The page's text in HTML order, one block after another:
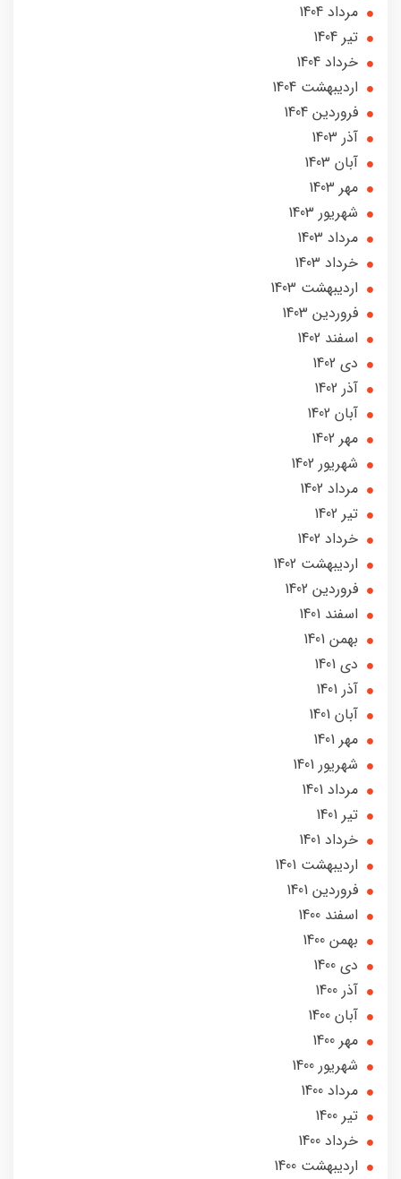
مرداد 1404
تير 1404
خرداد 1404
ارديبهشت 1404
فروردین 1404
آذر 1403
آبان 1403
مهر 1403
شهریور 1403
مرداد 1403
خرداد 1403
ارديبهشت 1403
فروردین 1403
اسفند 1402
دی 1402
آذر 1402
آبان 1402
مهر 1402
شهریور 1402
مرداد 1402
تير 1402
خرداد 1402
ارديبهشت 1402
فروردین 1402
اسفند 1401
بهمن 1401
دی 1401
آذر 1401
آبان 1401
مهر 1401
شهریور 1401
مرداد 1401
تير 1401
خرداد 1401
ارديبهشت 1401
فروردین 1401
اسفند 1400
بهمن 1400
دی 1400
آذر 1400
آبان 1400
مهر 1400
شهریور 1400
مرداد 1400
تير 1400
خرداد 1400
ارديبهشت 1400